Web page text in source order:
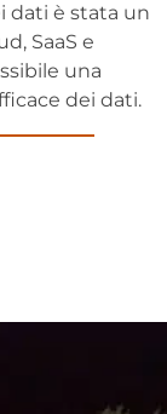
dati è stata un
SaaS e
una
dei dati.